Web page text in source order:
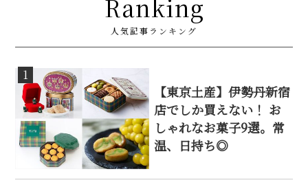
Ranking
人気記事ランキング
1
【東京土産】伊勢丹新宿
店でしか買えない！ お
しゃれなお菓子9選。常
温、日持ち◎